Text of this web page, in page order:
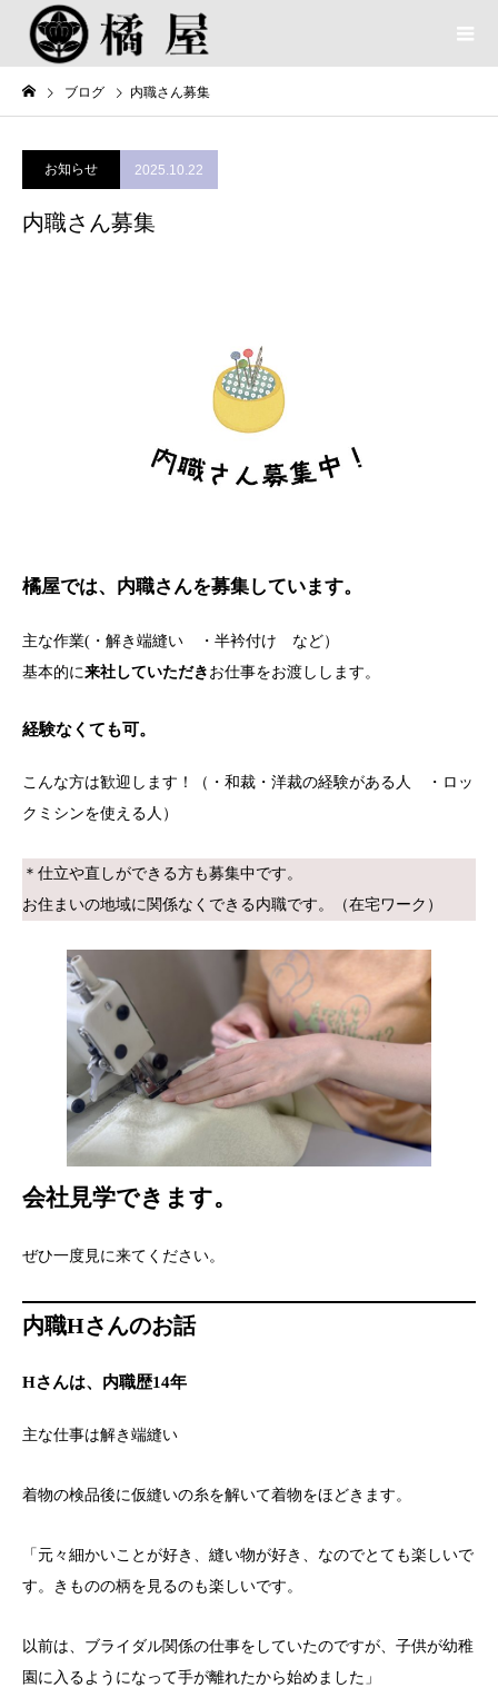
ブログ 内職さん募集
お知らせ 2025.10.22
内職さん募集
橘屋では、内職さんを募集しています。
主な作業(・解き端縫い ・半衿付け など）
基本的に来社していただき お仕事をお渡しします。
経験なくても可。
こんな方は歓迎します！（・和裁・洋裁の経験がある人 ・ロッ
クミシンを使える人）
＊仕立や直しができる方も募集中です。
お住まいの地域に関係なくできる内職です。（在宅ワーク）
会社見学できます。
ぜひ一度見に来てください。
内職Hさんのお話
Hさんは、内職歴14年
主な仕事は解き端縫い
着物の検品後に仮縫いの糸を解いて着物をほどきます。
「元々細かいことが好き、縫い物が好き、なのでとても楽しいで
す。きものの柄を見るのも楽しいです。
以前は、ブライダル関係の仕事をしていたのですが、子供が幼稚
園に入るようになって手が離れたから始めました」